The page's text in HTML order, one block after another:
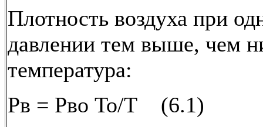
Плотность воздуха при
давлении тем выше, чем
температура:
Рв = Рво То/Т (6.1)